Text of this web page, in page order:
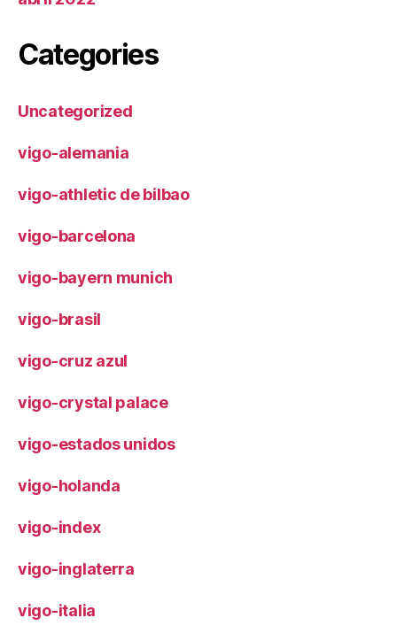
Categories
Uncategorized
vigo-alemania
vigo-athletic de bilbao
vigo-barcelona
vigo-bayern munich
vigo-brasil
vigo-cruz azul
vigo-crystal palace
vigo-estados unidos
vigo-holanda
vigo-index
vigo-inglaterra
vigo-italia